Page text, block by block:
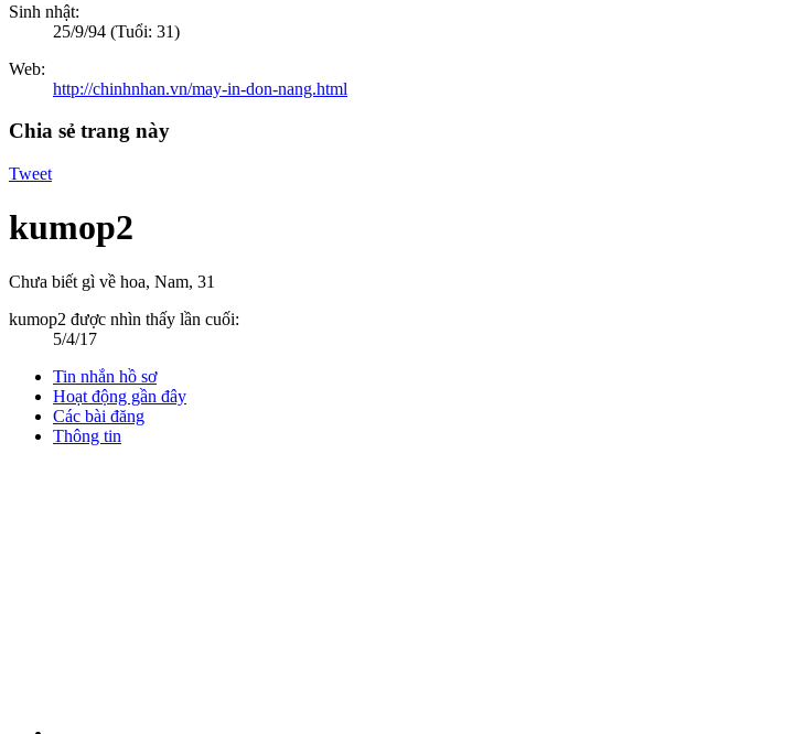
Sinh nhật:
25/9/94 (Tuổi: 31)
Web:
http://chinhnhan.vn/may-in-don-nang.html
Chia sẻ trang này
Tweet
kumop2
Chưa biết gì về hoa, Nam, 31
kumop2 được nhìn thấy lần cuối:
5/4/17
Tin nhắn hồ sơ
Hoạt động gần đây
Các bài đăng
Thông tin